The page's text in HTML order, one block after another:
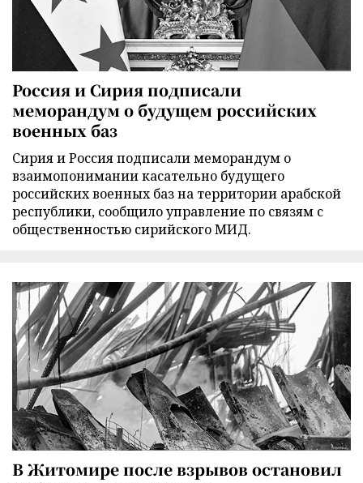
Россия и Сирия подписали
меморандум о будущем российских
военных баз
Сирия и Россия подписали меморандум о
взаимопонимании касательно будущего
российских военных баз на территории арабской
республики, сообщило управление по связям с
общественностью сирийского МИД.
В Житомире после взрывов остановил